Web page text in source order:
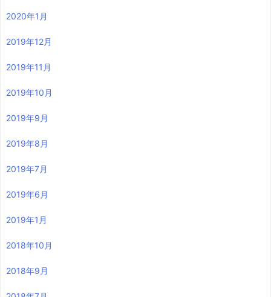
2020年1月
2019年12月
2019年11月
2019年10月
2019年9月
2019年8月
2019年7月
2019年6月
2019年1月
2018年10月
2018年9月